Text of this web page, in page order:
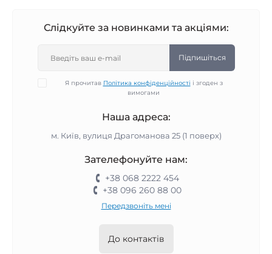
Слідкуйте за новинками та акціями:
Підпишіться
Я прочитав Політика конфіденційності і згоден з
вимогами
Наша адреса:
м. Київ, вулиця Драгоманова 25 (1 поверх)
Зателефонуйте нам:
+38 068 2222 454
+38 096 260 88 00
Передзвоніть мені
До контактів